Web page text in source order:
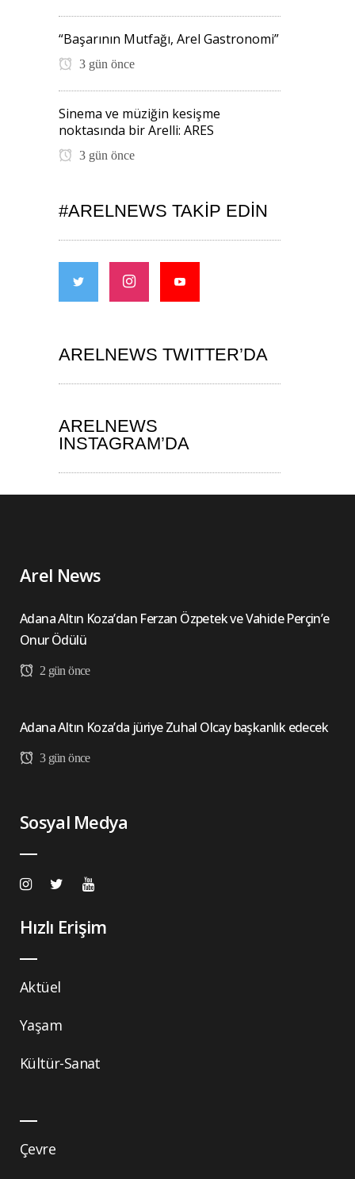
“Başarının Mutfağı, Arel Gastronomi”
3 gün önce
Sinema ve müziğin kesişme
noktasında bir Arelli: ARES
3 gün önce
#ARELNEWS TAKIP EDIN
ARELNEWS TWITTER’DA
ARELNEWS
INSTAGRAM’DA
Arel News
Adana Altın Koza’dan Ferzan Özpetek ve Vahide Perçin’e
Onur Ödülü
2 gün önce
Adana Altın Koza’da jüriye Zuhal Olcay başkanlık edecek
3 gün önce
Sosyal Medya
Hızlı Erişim
Aktüel
Yaşam
Kültür-Sanat
Çevre